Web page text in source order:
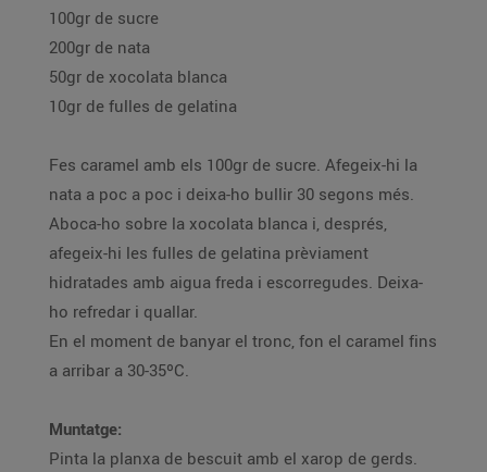
100gr de sucre
200gr de nata
50gr de xocolata blanca
10gr de fulles de gelatina
Fes caramel amb els 100gr de sucre. Afegeix-hi la
nata a poc a poc i deixa-ho bullir 30 segons més.
Aboca-ho sobre la xocolata blanca i, després,
afegeix-hi les fulles de gelatina prèviament
hidratades amb aigua freda i escorregudes. Deixa-
ho refredar i quallar.
En el moment de banyar el tronc, fon el caramel fins
a arribar a 30-35ºC.
Muntatge:
Pinta la planxa de bescuit amb el xarop de gerds.